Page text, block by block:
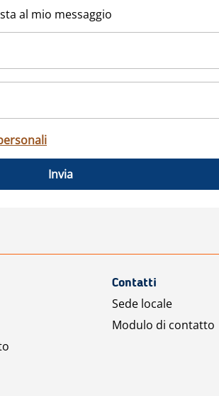
al mio messaggio
Invia
Contatti
Sede locale
Modulo di contatto